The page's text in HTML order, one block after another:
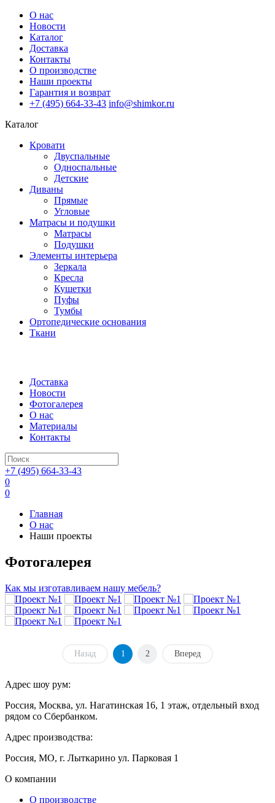
О нас
Новости
Каталог
Доставка
Контакты
О производстве
Наши проекты
Гарантия и возврат
+7 (495) 664-33-43 info@shimkor.ru
Каталог
Кровати
Двуспальные
Односпальные
Детские
Диваны
Прямые
Угловые
Матрасы и подушки
Матрасы
Подушки
Элементы интерьера
Зеркала
Кресла
Кушетки
Пуфы
Тумбы
Ортопедические основания
Ткани
Доставка
Новости
Фотогалерея
О нас
Материалы
Контакты
+7 (495) 664-33-43
0
0
Главная
О нас
Наши проекты
Фотогалерея
Как мы изготавливаем нашу мебель?
Назад 1 2 Вперед
Адрес шоу рум:
Россия, Москва, ул. Нагатинская 16, 1 этаж, отдельный вход
рядом со Сбербанком.
Адрес производства:
Россия, МО, г. Лыткарино ул. Парковая 1
О компании
О производстве